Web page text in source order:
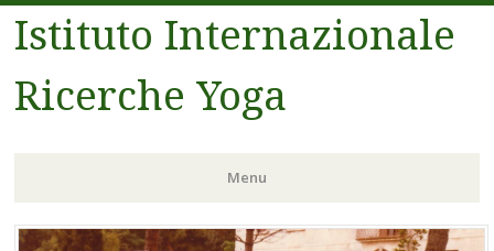
Istituto Internazionale
Ricerche Yoga
Menu
Vai al contenuto